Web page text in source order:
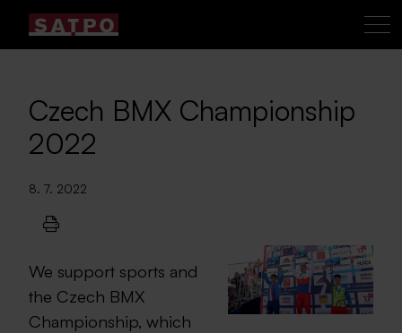
Czech BMX Championship
2022
8. 7. 2022
We support sports and
the Czech BMX
Championship, which